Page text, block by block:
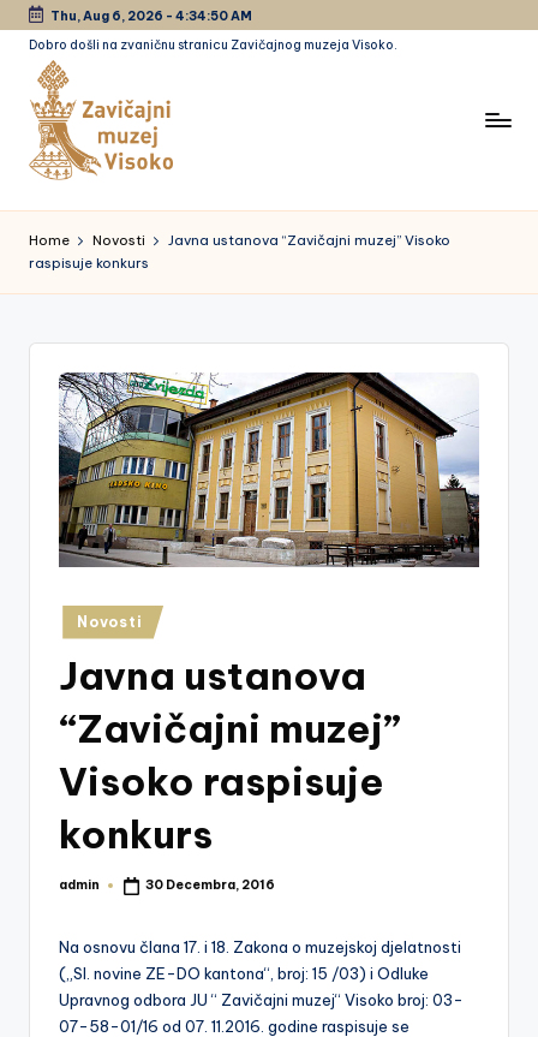
Skip
content
Thu, Aug 6, 2026 - 4:34:50 AM
Dobro došli na zvaničnu stranicu Zavičajnog muzeja Visoko.
a
vi
a
Home Novosti
Javna ustanova “Zavičajni muzej” Visoko
raspisuje konkurs
Posted
in
Novosti
Javna ustanova
“Zavičajni muzej”
Visoko raspisuje
konkurs
Posted
admin 30 Decembra, 2016
Na osnovu člana 17. i 18. Zakona o muzejskoj djelatnosti
(„Sl. novine ZE-DO kantona“, broj: 15 /03) i Odluke
Upravnog odbora JU “ Zavičajni muzej“ Visoko broj: 03-
07-58-01/16 od 07. 11.2016. godine raspisuje se